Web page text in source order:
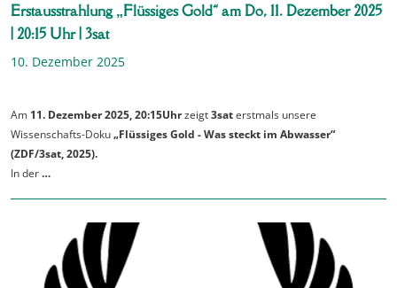
Erstausstrahlung „Flüssiges Gold“ am Do, 11. Dezember 2025
| 20:15 Uhr | 3sat
10. Dezember 2025
Am 11. Dezember 2025, 20:15Uhrzeigt3saterstmals unsere
Wissenschafts-Doku„Flüssiges Gold - Was steckt im Abwasser“
(ZDF/3sat, 2025).
In der…